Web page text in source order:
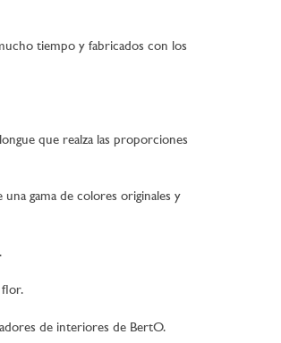
tiempo y fabricados con los
que realza las proporciones
gama de colores originales y
flor.
de interiores de BertO.